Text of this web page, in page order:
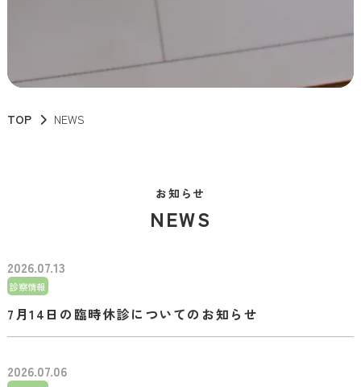
TOP NEWS
お知らせ
NEWS
2026.07.13
診察情報
7月14日の臨時休診についてのお知らせ
2026.07.06